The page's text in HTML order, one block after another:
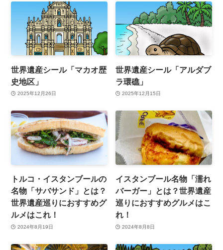
世界遺産シール「マカオ歴
史地区」
2025年12月26日
世界遺産シール「アルダブ
ラ環礁」
2025年12月15日
トルコ・イスタンブールの
名物「サバサンド」とは？
世界遺産巡りにおすすめグ
ルメはこれ！
2024年8月19日
イスタンブール名物「濡れ
バーガー」とは？世界遺産
巡りにおすすめグルメはこ
れ！
2024年8月8日